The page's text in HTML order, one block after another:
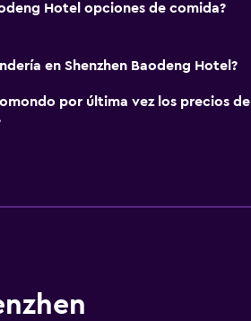
Hotel opciones de comida?
en Shenzhen Baodeng Hotel?
por última vez los precios de